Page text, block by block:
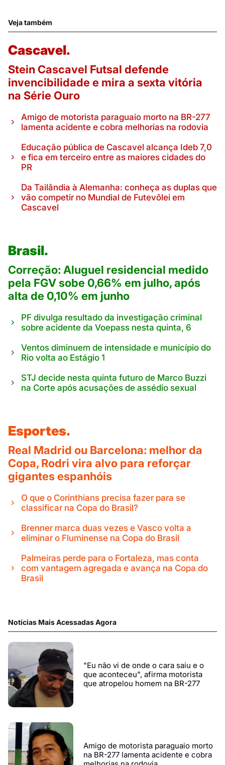
Veja também
Cascavel.
Stein Cascavel Futsal defende
invencibilidade e mira a sexta vitória
na Série Ouro
Amigo de motorista paraguaio morto na BR-277
lamenta acidente e cobra melhorias na rodovia
Educação pública de Cascavel alcança Ideb 7,0
e fica em terceiro entre as maiores cidades do
PR
Da Tailândia à Alemanha: conheça as duplas que
vão competir no Mundial de Futevôlei em
Cascavel
Brasil.
Correção: Aluguel residencial medido
pela FGV sobe 0,66% em julho, após
alta de 0,10% em junho
PF divulga resultado da investigação criminal
sobre acidente da Voepass nesta quinta, 6
Ventos diminuem de intensidade e município do
Rio volta ao Estágio 1
STJ decide nesta quinta futuro de Marco Buzzi
na Corte após acusações de assédio sexual
Esportes.
Real Madrid ou Barcelona: melhor da
Copa, Rodri vira alvo para reforçar
gigantes espanhóis
O que o Corinthians precisa fazer para se
classificar na Copa do Brasil?
Brenner marca duas vezes e Vasco volta a
eliminar o Fluminense na Copa do Brasil
Palmeiras perde para o Fortaleza, mas conta
com vantagem agregada e avança na Copa do
Brasil
Notícias Mais Acessadas Agora
"Eu não vi de onde o cara saiu e o
que aconteceu", afirma motorista
que atropelou homem na BR-277
Amigo de motorista paraguaio morto
na BR-277 lamenta acidente e cobra